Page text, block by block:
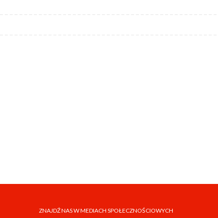
ZNAJDŹ NAS W MEDIACH SPOŁECZNOŚCIOWYCH